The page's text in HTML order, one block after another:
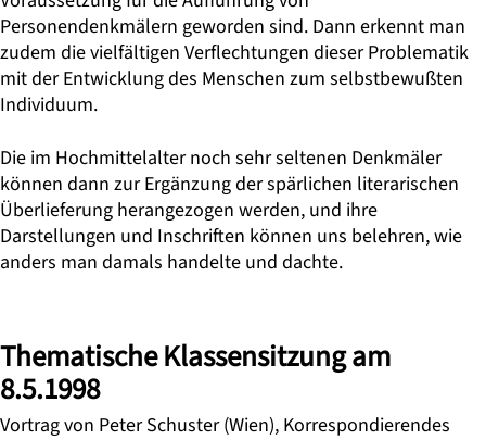
Personendenkmälern geworden sind. Dann erkennt man
zudem die vielfältigen Verflechtungen dieser Problematik
mit der Entwicklung des Menschen zum selbstbewußten
Individuum.
Die im Hochmittelalter noch sehr seltenen Denkmäler
können dann zur Ergänzung der spärlichen literarischen
Überlieferung herangezogen werden, und ihre
Darstellungen und Inschriften können uns belehren, wie
anders man damals handelte und dachte.
Thematische Klassensitzung am
8.5.1998
Vortrag von Peter Schuster (Wien), Korrespondierendes